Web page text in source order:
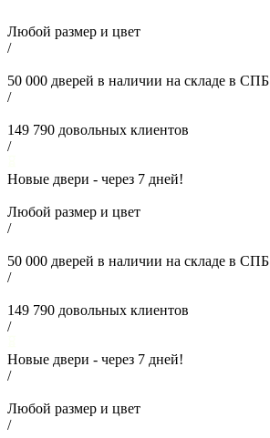
Любой размер и цвет
/
50 000 дверей в наличии на складе в СПБ
/
149 790 довольных клиентов
/
Новые двери - через 7 дней!
Любой размер и цвет
/
50 000 дверей в наличии на складе в СПБ
/
149 790 довольных клиентов
/
Новые двери - через 7 дней!
/
Любой размер и цвет
/